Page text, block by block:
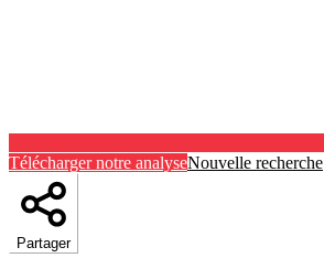
Télécharger notre analyseNouvelle recherche
Partager